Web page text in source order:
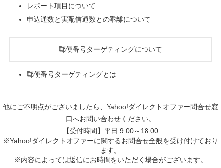
レポート項目について
申込通数と実配信通数との乖離について
郵便番号ターゲティングについて
郵便番号ターゲティングとは
他にご不明点がございましたら、 Yahoo!ダイレクトオファー問合せ窓
口へお問い合わせください。
【受付時間】平日 9:00～18:00
※Yahoo!ダイレクトオファーに関するお問合せ全般を受け付けており
ます。
※内容によっては返信にお時間をいただく場合がございます。